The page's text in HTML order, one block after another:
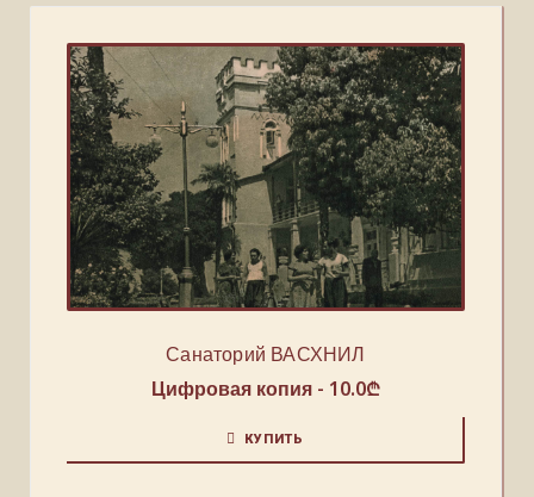
Санаторий ВАСХНИЛ
Цифровая копия - 10.0₾
КУПИТЬ